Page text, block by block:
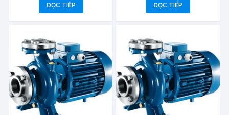
ĐỌC TIẾP ĐỌC TIẾP